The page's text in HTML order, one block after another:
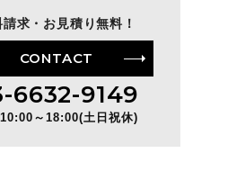
請求・お見積り無料！
CONTACT
6632-9149
～18:00(土日祝休)